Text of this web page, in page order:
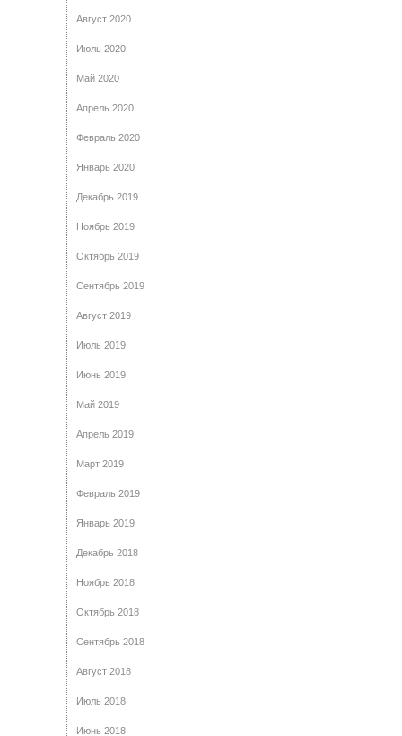
Август 2020
Июль 2020
Май 2020
Апрель 2020
Февраль 2020
Январь 2020
Декабрь 2019
Ноябрь 2019
Октябрь 2019
Сентябрь 2019
Август 2019
Июль 2019
Июнь 2019
Май 2019
Апрель 2019
Март 2019
Февраль 2019
Январь 2019
Декабрь 2018
Ноябрь 2018
Октябрь 2018
Сентябрь 2018
Август 2018
Июль 2018
Июнь 2018